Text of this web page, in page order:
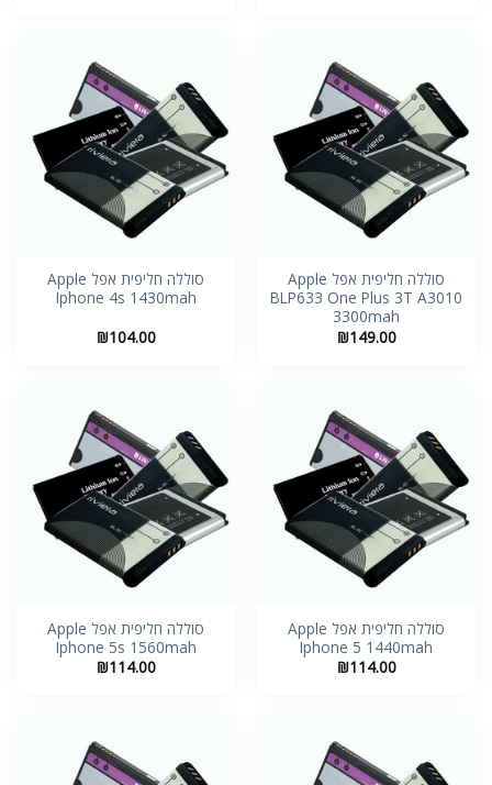
סוללה חליפית אפל Apple
BLP633 One Plus 3T A3010
3300mah
₪149.00
סוללה חליפית אפל Apple
Iphone 4s 1430mah
₪104.00
סוללה חליפית אפל Apple
Iphone 5 1440mah
₪114.00
סוללה חליפית אפל Apple
Iphone 5s 1560mah
₪114.00